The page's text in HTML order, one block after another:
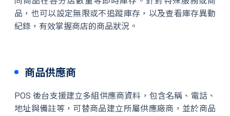
品，也可以設定無限或不追蹤庫存，以及查看庫存異動
紀錄，有效掌握商店的商品狀況。
商品供應商
POS 後台支援建立多組供應商資料，包含名稱、電話、
地址與備註等，可替商品建立所屬供應廠商，並於商品